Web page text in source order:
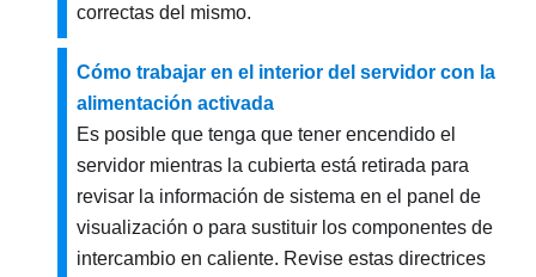
correctas del mismo.
Cómo trabajar en el interior del servidor con la
alimentación activada
Es posible que tenga que tener encendido el
servidor mientras la cubierta está retirada para
revisar la información de sistema en el panel de
visualización o para sustituir los componentes de
intercambio en caliente. Revise estas directrices